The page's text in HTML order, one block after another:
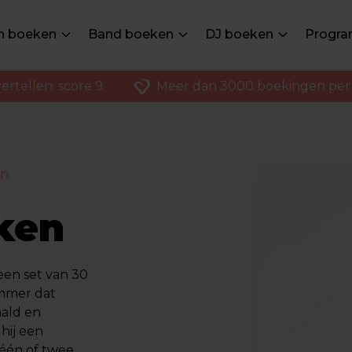
boeken Band boeken DJ boeken
score 9 Meer dan 3000 boekingen per
set van 30
dat
en
een